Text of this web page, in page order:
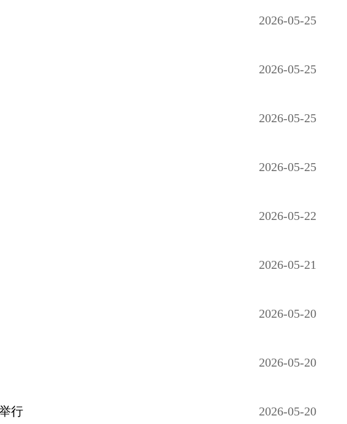
2026-05-25
2026-05-25
2026-05-25
2026-05-25
2026-05-22
2026-05-21
2026-05-20
2026-05-20
行 2026-05-20